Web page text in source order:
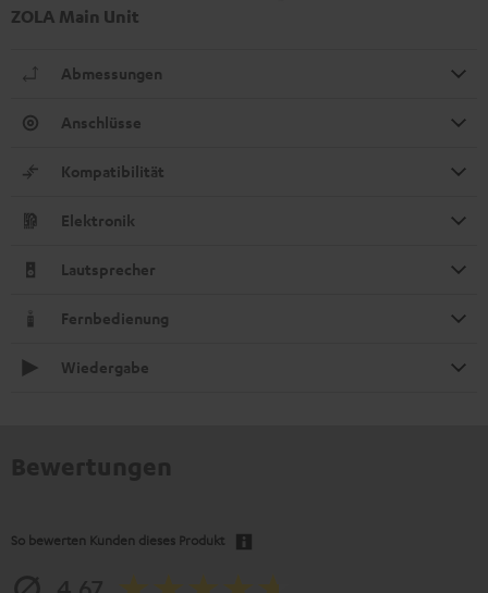
ZOLA Main Unit
Abmessungen
Anschlüsse
Kompatibilität
Elektronik
Lautsprecher
Fernbedienung
Wiedergabe
So bewerten Kunden dieses Produkt